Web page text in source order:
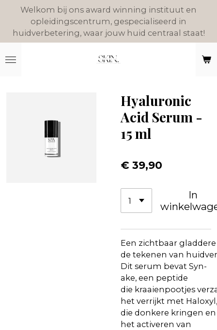
naar
de
hoofdinhoud
Welkom bij ons award winning instituut en
opleidingscentrum, gespecialiseerd in
huidverbetering, waar jouw huid centraal staat!
Hyaluronic
Acid Serum -
15 ml
€ 39,90
In
Een zichtbaar gladdere
de tekenen van
Dit serum bevat Syn-
ake, een peptide
die kraaienpootjes
het verrijkt met Haloxyl ,
die donkere kringen en
het activeren van